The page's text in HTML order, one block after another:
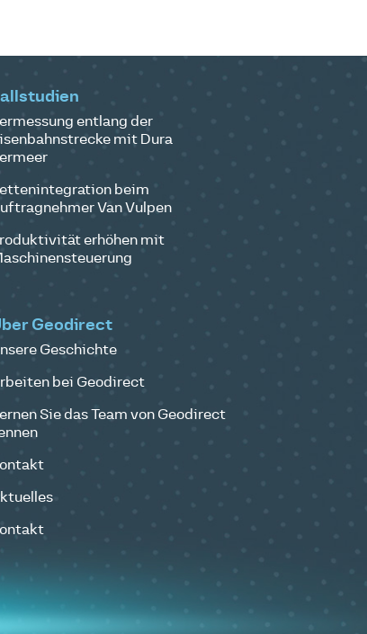
entlang der
mit Dura
beim
Van Vulpen
erhöhen mit
Geodirect
Geschichte
bei Geodirect
Sie das Team von Geodirect